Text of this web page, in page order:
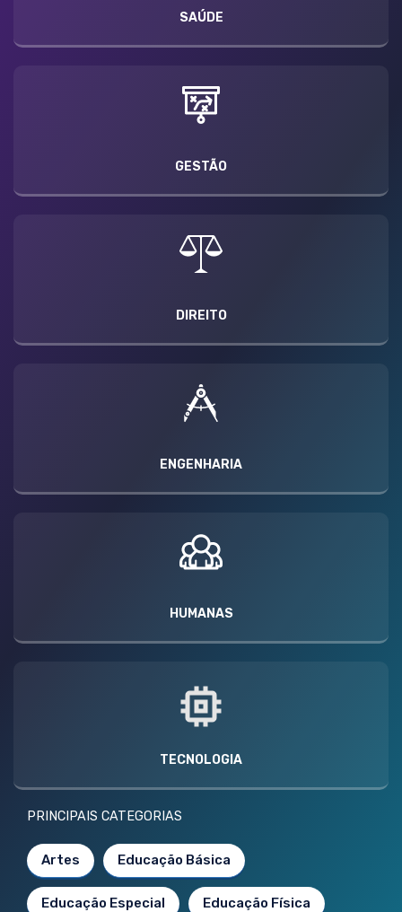
SAÚDE
GESTÃO
DIREITO
ENGENHARIA
HUMANAS
TECNOLOGIA
PRINCIPAIS CATEGORIAS
Artes Educação Básica
Educação Especial Educação Física